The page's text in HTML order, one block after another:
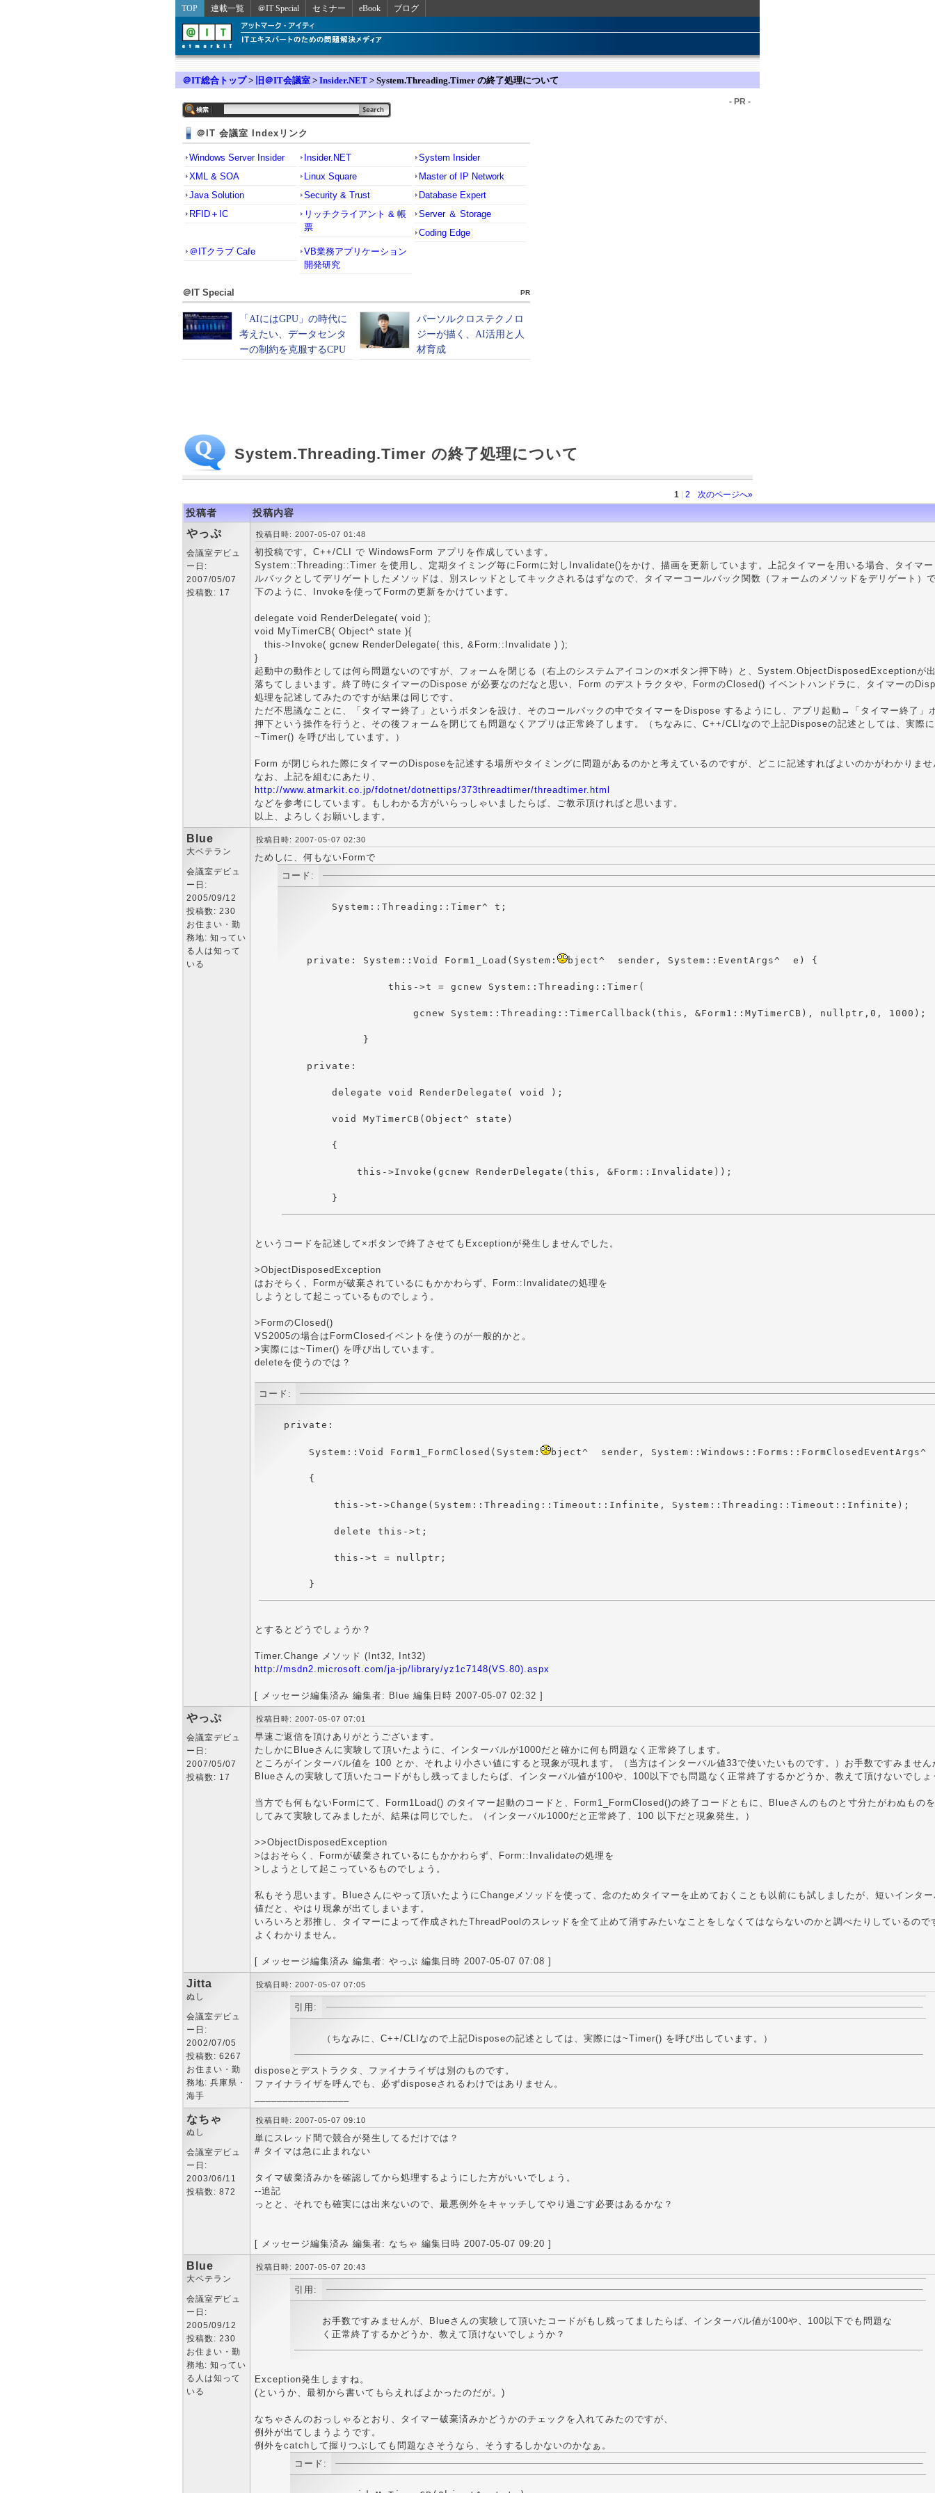
TOP 連載一覧 ＠IT Special セミナー eBook ブログ
＠IT総合トップ> 旧＠IT会議室 > Insider.NET > System.Threading.Timer の終了処理について
＠IT 会議室 Indexリンク
Windows Server Insider Insider.NET
System Insider
XML & SOA
Linux Square
Master of IP Network
Java Solution
Security & Trust
Database Expert
RFID＋IC
リッチクライアント & 帳
票
Server ＆ Storage
Coding Edge
＠ITクラブ Cafe
VB業務アプリケーション
開発研究
＠IT Special PR
- PR -
System.Threading.Timer の終了処理について
1 2 次のページへ»
投稿者 投稿内容
やっぷ
会議室デビュ
ー日:
2007/05/07
投稿数: 17
投稿日時: 2007-05-07 01:48
初投稿です。C++/CLI で WindowsForm アプリを作成しています。
System::Threading::Timer を使用し、定期タイミング毎にFormに対しInvalidate()をかけ、描画を更新しています。上記タイマーを用いる場合、タイマ
ルバックとしてデリゲートしたメソッドは、別スレッドとしてキックされるはずなので、タイマーコールバック関数（フォームのメソッドをデリゲート）
下のように、Invokeを使ってFormの更新をかけています。
delegate void RenderDelegate( void );
void MyTimerCB( Object^ state ){
this->Invoke( gcnew RenderDelegate( this, &Form::Invalidate ) );
}
起動中の動作としては何ら問題ないのですが、フォームを閉じる（右上のシステムアイコンの×ボタン押下時）と、System.ObjectDisposedExceptionが
落ちてしまいます。終了時にタイマーのDispose が必要なのだなと思い、Form のデストラクタや、FormのClosed() イベントハンドラに、タイマーの
処理を記述してみたのですが結果は同じです。
ただ不思議なことに、「タイマー終了」というボタンを設け、そのコールバックの中でタイマーをDispose するようにし、アプリ起動→「タイマー終了」
押下という操作を行うと、その後フォームを閉じても問題なくアプリは正常終了します。（ちなみに、C++/CLIなので上記Disposeの記述としては、実際
~Timer() を呼び出しています。）
Form が閉じられた際にタイマーのDisposeを記述する場所やタイミングに問題があるのかと考えているのですが、どこに記述すればよいのかがわかりませ
なお、上記を組むにあたり、
http://www.atmarkit.co.jp/fdotnet/dotnettips/373threadtimer/threadtimer.html
などを参考にしています。もしわかる方がいらっしゃいましたらば、ご教示頂ければと思います。
以上、よろしくお願いします。
Blue
大ベテラン
会議室デビュ
ー日:
2005/09/12
投稿数: 230
お住まい・勤
務地: 知ってい
る人は知って
いる
投稿日時: 2007-05-07 02:30
ためしに、何もないFormで
コード:
    private: System::Void Form1_Load(System:
        }
というコードを記述して×ボタンで終了させてもExceptionが発生しませんでした。
>ObjectDisposedException
はおそらく、Formが破棄されているにもかかわらず、Form::Invalidateの処理を
しようとして起こっているものでしょう。
>FormのClosed()
VS2005の場合はFormClosedイベントを使うのが一般的かと。
>実際には~Timer() を呼び出しています。
deleteを使うのでは？
コード:
        System::Void Form1_FormClosed(System:
        }
とするとどうでしょうか？
Timer.Change メソッド (Int32, Int32)
http://msdn2.microsoft.com/ja-jp/library/yz1c7148(VS.80).aspx
[ メッセージ編集済み 編集者: Blue 編集日時 2007-05-07 02:32 ]
やっぷ
会議室デビュ
ー日:
2007/05/07
投稿数: 17
投稿日時: 2007-05-07 07:01
早速ご返信を頂けありがとうございます。
たしかにBlueさんに実験して頂いたように、インターバルが1000だと確かに何も問題なく正常終了します。
ところがインターバル値を 100 とか、それより小さい値にすると現象が現れます。（当方はインターバル値33で使いたいものです。）お手数ですみません
Blueさんの実験して頂いたコードがもし残ってましたらば、インターバル値が100や、100以下でも問題なく正常終了するかどうか、教えて頂けないでしょ
当方でも何もないFormにて、Form1Load() のタイマー起動のコードと、Form1_FormClosed()の終了コードともに、Blueさんのものと寸分たがわぬもの
してみて実験してみましたが、結果は同じでした。（インターバル1000だと正常終了、100 以下だと現象発生。）
>>ObjectDisposedException
>はおそらく、Formが破棄されているにもかかわらず、Form::Invalidateの処理を
>しようとして起こっているものでしょう。
私もそう思います。Blueさんにやって頂いたようにChangeメソッドを使って、念のためタイマーを止めておくことも以前にも試しましたが、短いインタ
値だと、やはり現象が出てしまいます。
いろいろと邪推し、タイマーによって作成されたThreadPoolのスレッドを全て止めて消すみたいなことをしなくてはならないのかと調べたりしているので
よくわかりません。
[ メッセージ編集済み 編集者: やっぷ 編集日時 2007-05-07 07:08 ]
Jitta
ぬし
会議室デビュ
ー日:
2002/07/05
投稿数: 6267
お住まい・勤
務地: 兵庫県・
海手
投稿日時: 2007-05-07 07:05
引用:
（ちなみに、C++/CLIなので上記Disposeの記述としては、実際には~Timer() を呼び出しています。）
disposeとデストラクタ、ファイナライザは別のものです。
ファイナライザを呼んでも、必ずdisposeされるわけではありません。
なちゃ
ぬし
会議室デビュ
ー日:
2003/06/11
投稿数: 872
投稿日時: 2007-05-07 09:10
単にスレッド間で競合が発生してるだけでは？
# タイマは急に止まれない
タイマ破棄済みかを確認してから処理するようにした方がいいでしょう。
--追記
っとと、それでも確実には出来ないので、最悪例外をキャッチしてやり過ごす必要はあるかな？
[ メッセージ編集済み 編集者: なちゃ 編集日時 2007-05-07 09:20 ]
Blue
大ベテラン
会議室デビュ
ー日:
2005/09/12
投稿数: 230
お住まい・勤
務地: 知ってい
る人は知って
いる
投稿日時: 2007-05-07 20:43
引用:
お手数ですみませんが、Blueさんの実験して頂いたコードがもし残ってましたらば、インターバル値が100や、100以下でも問題な
く正常終了するかどうか、教えて頂けないでしょうか？
Exception発生しますね。
(というか、最初から書いてもらえればよかったのだが。)
なちゃさんのおっしゃるとおり、タイマー破棄済みかどうかのチェックを入れてみたのですが、
例外が出てしまうようです。
例外をcatchして握りつぶしても問題なさそうなら、そうするしかないのかなぁ。
コード: